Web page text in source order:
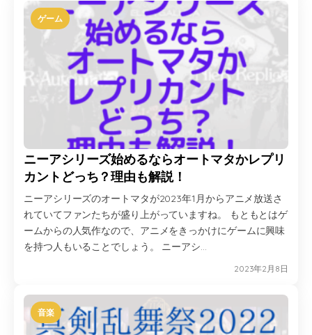
ゲーム
ニーアシリーズ始めるならオートマタかレプリ
カントどっち？理由も解説！
ニーアシリーズのオートマタが2023年1月からアニメ放送さ
れていてファンたちが盛り上がっていますね。 もともとはゲ
ームからの人気作なので、アニメをきっかけにゲームに興味
を持つ人もいることでしょう。 ニーアシ…
2023年2月8日
音楽